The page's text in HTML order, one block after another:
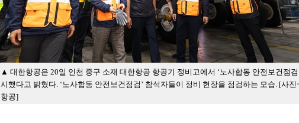
▲ 대한항공은 20일 인천 중구 소재 대한항공 항공기 정비고에서 ‘노사합동 안전보건점검
시했다고 밝혔다. ‘노사합동 안전보건점검’ 참석자들이 정비 현장을 점검하는 모습. [사진
항공]